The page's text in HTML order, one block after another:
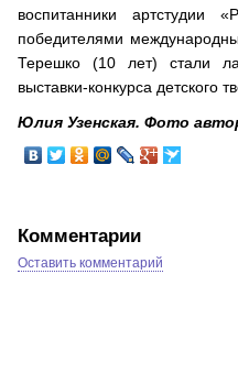
воспитанники
победителями
Терешко (10 лет) стали
выставки-конкурса детского
Юлия Узенская. Фото
Комментарии
Оставить комментарий